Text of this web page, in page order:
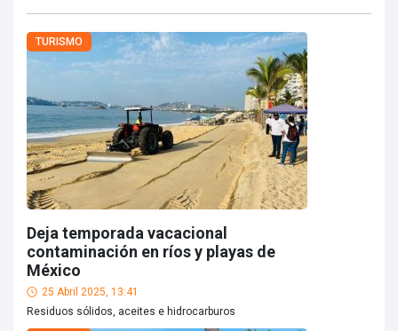
TURISMO
Deja temporada vacacional
contaminación en ríos y playas de
México
25 Abril 2025, 13:41
Residuos sólidos, aceites e hidrocarburos